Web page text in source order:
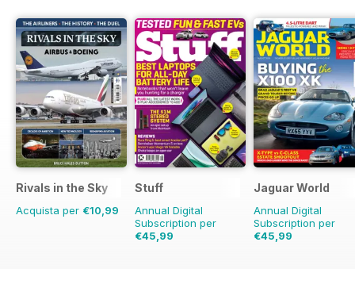
Rivals in the Sky
Acquista per €10,99
Stuff
Annual Digital
Subscription per
€45,99
Jaguar World
Annual Digital
Subscription per
€45,99